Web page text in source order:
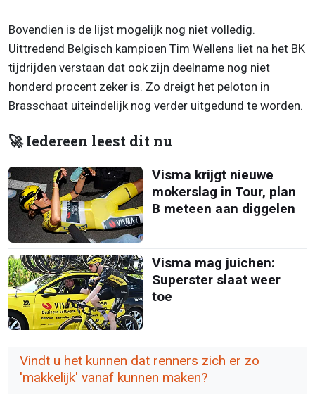
Bovendien is de lijst mogelijk nog niet volledig.
Uittredend Belgisch kampioen Tim Wellens liet na het BK
tijdrijden verstaan dat ook zijn deelname nog niet
honderd procent zeker is. Zo dreigt het peloton in
Brasschaat uiteindelijk nog verder uitgedund te worden.
🚀 Iedereen leest dit nu
Visma krijgt nieuwe
mokerslag in Tour, plan
B meteen aan diggelen
Visma mag juichen:
Superster slaat weer
toe
Vindt u het kunnen dat renners zich er zo
'makkelijk' vanaf kunnen maken?